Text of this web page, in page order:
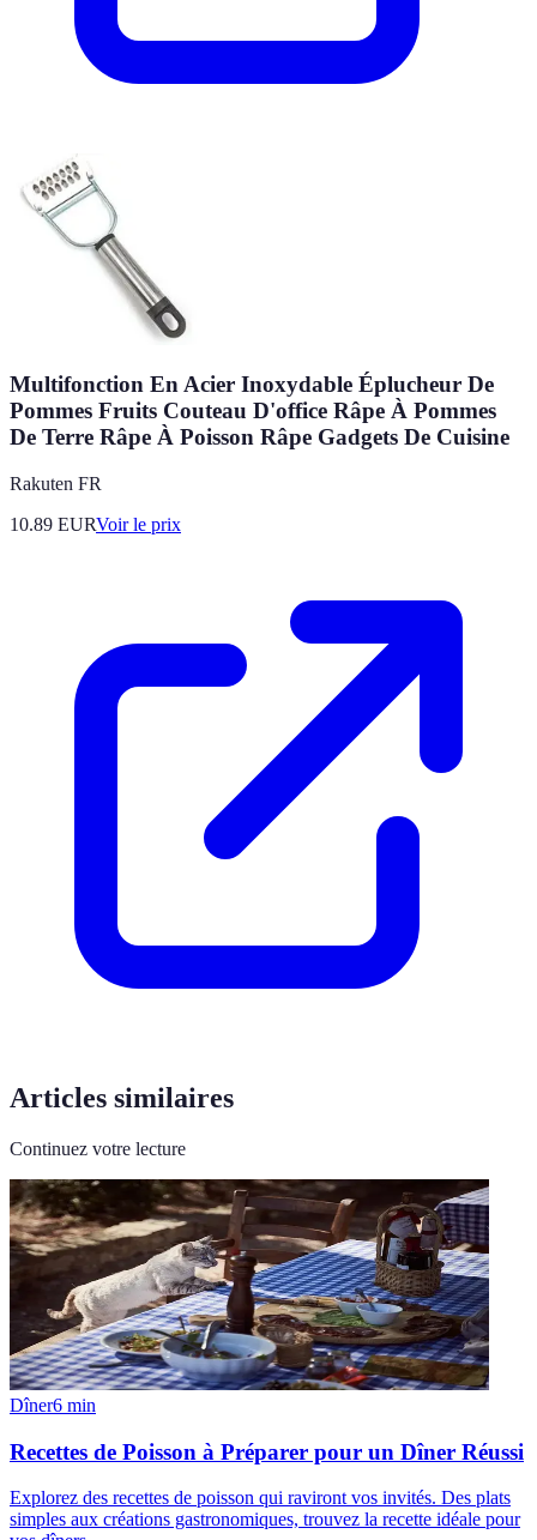
Multifonction En Acier Inoxydable Éplucheur De
Pommes Fruits Couteau D'office Râpe À Pommes
De Terre Râpe À Poisson Râpe Gadgets De Cuisine
Rakuten FR
10.89 EURVoir le prix
Articles similaires
Continuez votre lecture
Dîner6 min
Recettes de Poisson à Préparer pour un Dîner Réussi
Explorez des recettes de poisson qui raviront vos invités. Des plats
simples aux créations gastronomiques, trouvez la recette idéale pour